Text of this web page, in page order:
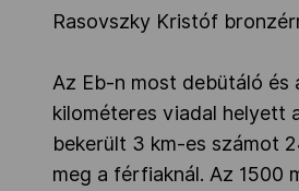
Rasovszky Kristóf
Az Eb-n most debütáló és
kilométeres viadal helyett
bekerült 3 km-es számot
meg a férfiaknál. Az 1500